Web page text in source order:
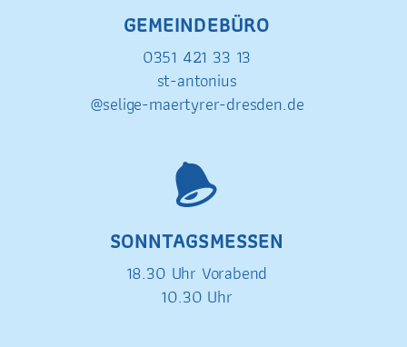
GEMEINDEBÜRO
0351 421 33 13
st-antonius
@selige-maertyrer-dresden.de
SONNTAGSMESSEN
18.30 Uhr Vorabend
10.30 Uhr